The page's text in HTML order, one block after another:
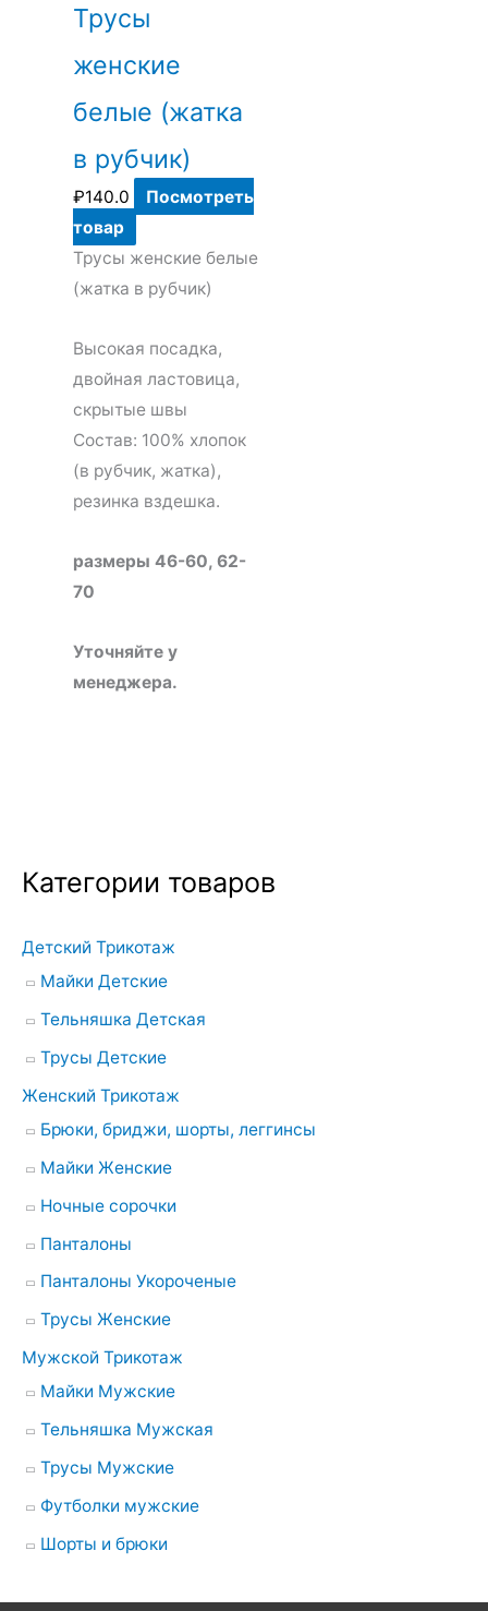
Трусы
женские
белые (жатка
в рубчик)
₽140.0
Посмотреть
товар
Трусы женские белые
(жатка в рубчик)
Высокая посадка,
двойная ластовица,
скрытые швы
Состав: 100% хлопок
(в рубчик, жатка),
резинка вздешка.
размеры 46-60, 62-
70
Уточняйте у
менеджера.
Категории товаров
Детский Трикотаж
Майки Детские
Тельняшка Детская
Трусы Детские
Женский Трикотаж
Брюки, бриджи, шорты, леггинсы
Майки Женские
Ночные сорочки
Панталоны
Панталоны Укороченые
Трусы Женские
Мужской Трикотаж
Майки Мужские
Тельняшка Мужская
Трусы Мужские
Футболки мужские
Шорты и брюки